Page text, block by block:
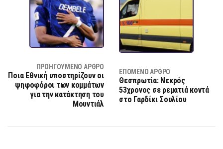
ΠΡΟΗΓΟΎΜΕΝΟ ΆΡΘΡΟ
Ποια Εθνική υποστηρίζουν οι
ψηφοφόροι των κομμάτων
για την κατάκτηση του
Μουντιάλ
ΕΠΌΜΕΝΟ ΆΡΘΡΟ
Θεσπρωτία: Νεκρός
53χρονος σε ρεματιά κοντά
στο Γαρδίκι Σουλίου